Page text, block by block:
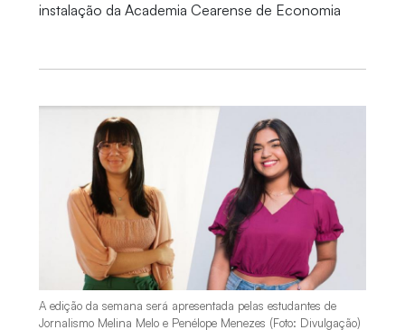
instalação da Academia Cearense de Economia
A edição da semana será apresentada pelas estudantes de
Jornalismo Melina Melo e Penélope Menezes (Foto: Divulgação)